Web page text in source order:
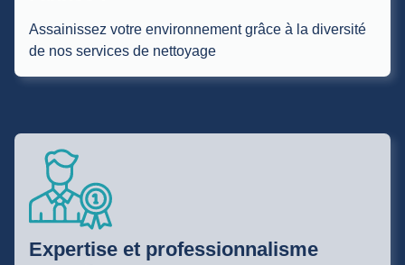
Assainissez votre environnement grâce à la diversité
de nos services de nettoyage
Expertise et professionnalisme
garantis